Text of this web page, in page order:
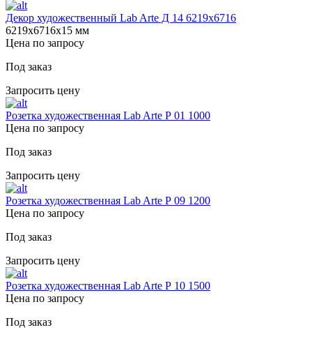
Декор художественный Lab Arte Д 14 6219х6716
6219х6716х15 мм
Цена по запросу
Под заказ
Запросить цену
Розетка художественная Lab Arte Р 01 1000
Цена по запросу
Под заказ
Запросить цену
Розетка художественная Lab Arte Р 09 1200
Цена по запросу
Под заказ
Запросить цену
Розетка художественная Lab Arte Р 10 1500
Цена по запросу
Под заказ